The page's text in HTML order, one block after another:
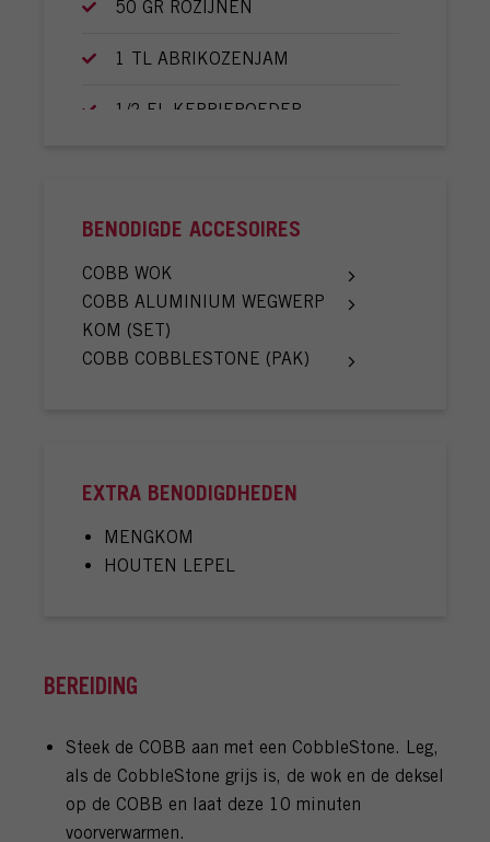
50 GR ROZIJNEN
1 TL ABRIKOZENJAM
1/2 EL KERRIEPOEDER
1 GROOT EI
BENODIGDE ACCESOIRES
COBB WOK
COBB ALUMINIUM WEGWERP
KOM (SET)
COBB COBBLESTONE (PAK)
EXTRA BENODIGDHEDEN
MENGKOM
HOUTEN LEPEL
BEREIDING
Steek de COBB aan met een CobbleStone. Leg,
als de CobbleStone grijs is, de wok en de deksel
op de COBB en laat deze 10 minuten
voorverwarmen.